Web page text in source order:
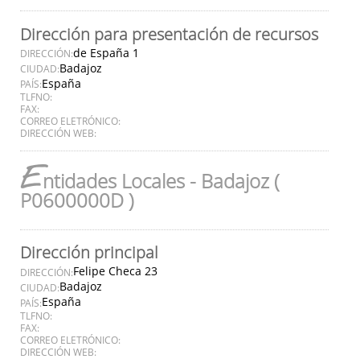
Dirección para presentación de recursos
DIRECCIÓN:de España 1
CIUDAD:Badajoz
PAÍS:España
TLFNO:
FAX:
CORREO ELETRÓNICO:
DIRECCIÓN WEB:
Entidades Locales - Badajoz (
P0600000D )
Dirección principal
DIRECCIÓN:Felipe Checa 23
CIUDAD:Badajoz
PAÍS:España
TLFNO:
FAX:
CORREO ELETRÓNICO:
DIRECCIÓN WEB: